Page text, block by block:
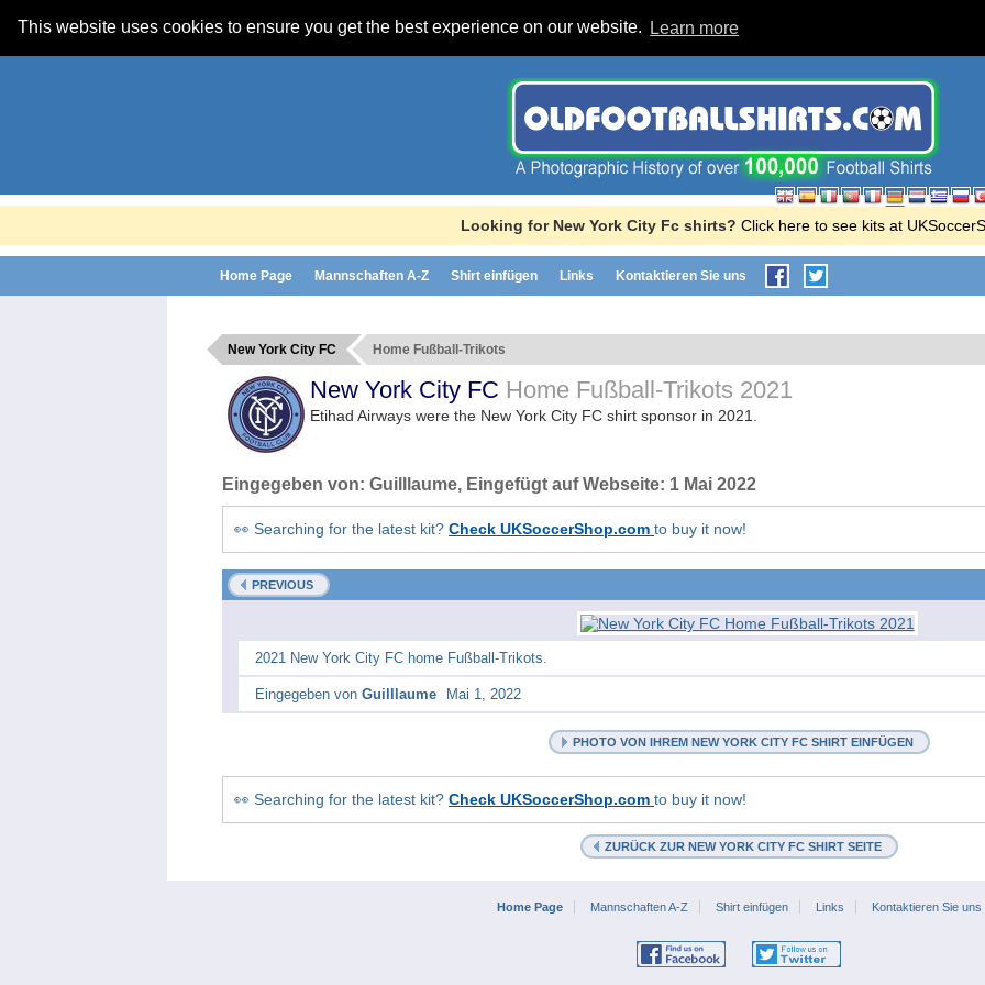
This website uses cookies to ensure you get the best experience on our website. Learn more
Looking for New York City Fc shirts? Click here to see kits at
Home Page Mannschaften A-Z Shirt einfügen Links Kontaktieren Sie uns
New York City FC Home Fußball-Trikots
New York City FC Home Fußball-Trikots 2021
Etihad Airways were the New York City FC shirt sponsor in 2021.
Eingegeben von: Guilllaume, Eingefügt auf Webseite: 1 Mai 2022
👀 Searching for the latest kit? Check UKSoccerShop.com to buy it now!
PREVIOUS
2021 New York City FC home Fußball-Trikots.
Eingegeben von Guilllaume Mai 1, 2022
PHOTO VON IHREM NEW YORK CITY FC SHIRT EINFÜGEN
👀 Searching for the latest kit? Check UKSoccerShop.com to buy it now!
ZURÜCK ZUR NEW YORK CITY FC SHIRT SEITE
Home Page Mannschaften A-Z Shirt einfügen Links Kontaktieren Sie uns